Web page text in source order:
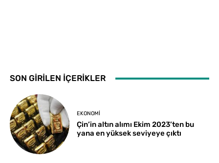
SON GİRİLEN İÇERİKLER
EKONOMI
Çin’in altın alımı Ekim 2023’ten bu
yana en yüksek seviyeye çıktı